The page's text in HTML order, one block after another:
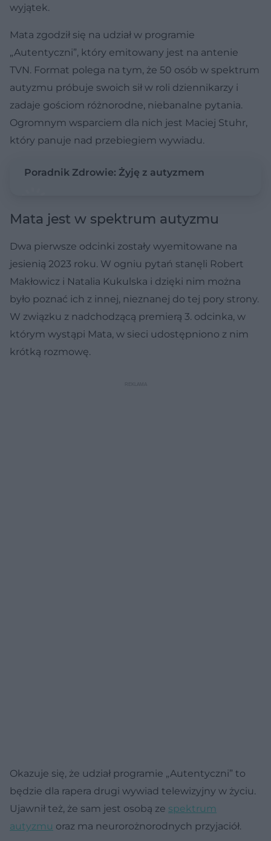
wyjątek.
Mata zgodził się na udział w programie
„Autentyczni”, który emitowany jest na antenie
TVN. Format polega na tym, że 50 osób w spektrum
autyzmu próbuje swoich sił w roli dziennikarzy i
zadaje gościom różnorodne, niebanalne pytania.
Ogromnym wsparciem dla nich jest Maciej Stuhr,
który panuje nad przebiegiem wywiadu.
Poradnik Zdrowie: Żyję z autyzmem
Mata jest w spektrum autyzmu
Dwa pierwsze odcinki zostały wyemitowane na
jesienią 2023 roku. W ogniu pytań stanęli Robert
Makłowicz i Natalia Kukulska i dzięki nim można
było poznać ich z innej, nieznanej do tej pory strony.
W związku z nadchodzącą premierą 3. odcinka, w
którym wystąpi Mata, w sieci udostępniono z nim
krótką rozmowę.
Okazuje się, że udział programie „Autentyczni” to
będzie dla rapera drugi wywiad telewizyjny w życiu.
Ujawnił też, że sam jest osobą ze spektrum
autyzmu oraz ma neurorożnorodnych przyjaciół.